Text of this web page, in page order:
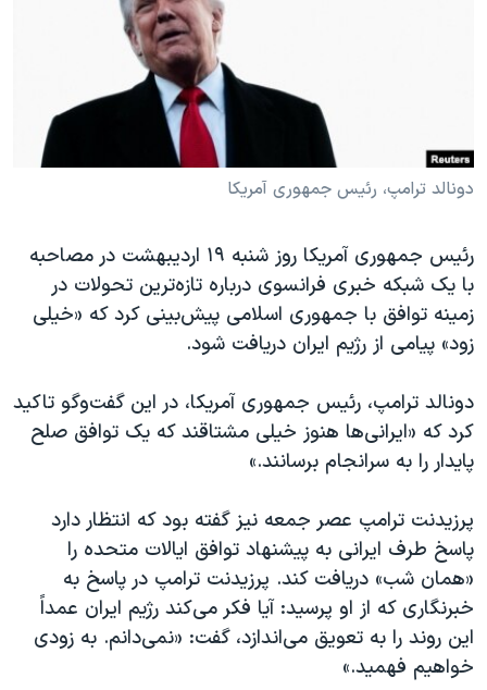
آرشیو پخش زنده
حمله جمهوری اسلامی به اسرائیل
مجموعه مستندهای دادخواهی
تریبونال مردمی آبان ۹۸
دادگاه حمید نوری
قانون شفافیت دارائی کادر رهبری ایران
اعتراضات مردمی آبان ۹۸
نرگس محمدی برنده جایزه نوبل صلح
همایش محافظه‌کاران آمریکا «سی‌پک»
صفحه‌های ویژه
سفر پرزیدنت ترامپ به چین
زبانهای مختلف
دونالد ترامپ، رئیس جمهوری آمریکا
رئیس جمهوری آمریکا روز شنبه ۱۹ اردیبهشت در مصاحبه
با یک شبکه خبری فرانسوی درباره تازه‌ترین تحولات در
زمینه توافق با جمهوری اسلامی پیش‌بینی کرد که «خیلی
زود» پیامی از رژیم ایران دریافت شود.
دونالد ترامپ، رئیس جمهوری آمریکا، در این گفت‌و‌گو تاکید
کرد که «ایرانی‌ها هنوز خیلی مشتاقند که یک توافق صلح
پایدار را به سرانجام برسانند.»
پرزیدنت ترامپ عصر جمعه نیز گفته بود که انتظار دارد
پاسخ طرف ایرانی به پیشنهاد توافق ایالات متحده را
«همان شب» دریافت کند. پرزیدنت ترامپ در پاسخ به
خبرنگاری که از او پرسید: آیا فکر می‌کند رژیم ایران عمداً
این روند را به تعویق می‌اندازد، گفت: «نمی‌دانم. به زودی
خواهیم فهمید.»